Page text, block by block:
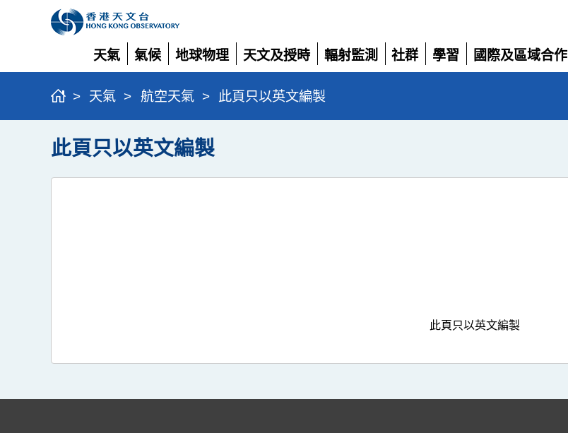
天氣
展
開
氣候
展
開
地球物理
展
開
天文及授時
展
開
輻射監測
展
開
社群
展
學習
展
國際及區域合作
展
> 天氣 > 航空天氣 > 此頁只以英文編製
此頁只以英文編製
此頁只以英文編製